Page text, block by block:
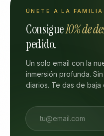
ÚNETE A LA FAMILIA
Consigue10% de
pedido.
Un solo email con la
inmersión profunda.
diarios. Te das de baja